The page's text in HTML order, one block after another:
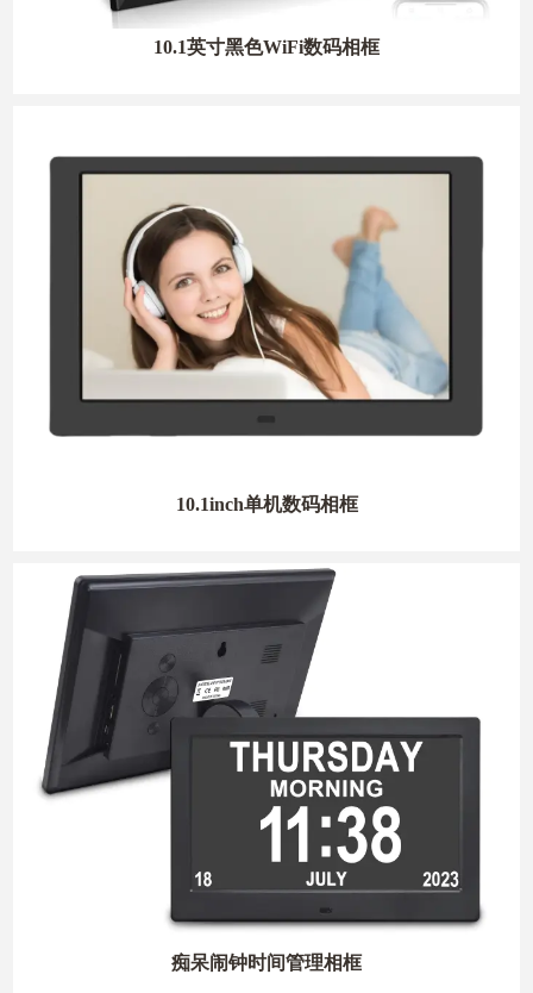
10.1英寸黑色WiFi数码相框
10.1inch单机数码相框
痴呆闹钟时间管理相框